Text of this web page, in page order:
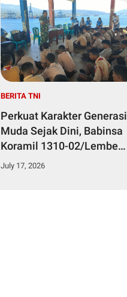
BERITA TNI
Perkuat Karakter Generasi
Muda Sejak Dini, Babinsa
Koramil 1310-02/Lembeh
Berikan Materi Bela
July 17, 2026